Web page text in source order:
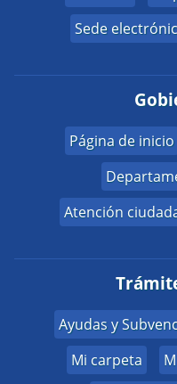
Sede
Página de inicio
Atención
Ayudas y
Mi carpeta